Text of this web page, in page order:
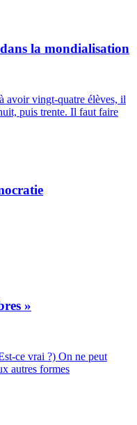
la mondialisation
avoir vingt-quatre élèves, il
puis trente. Il faut faire
»
ce vrai ?) On ne peut
autres formes